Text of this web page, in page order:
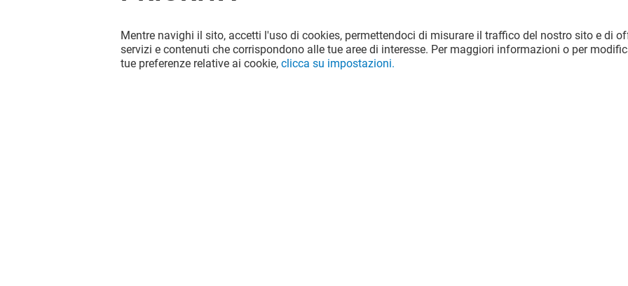
Mentre navighi il sito, accetti l'uso di cookies, permettendoci di misurare il traffico del nostro sito e di
servizi e contenuti che corrispondono alle tue aree di interesse. Per maggiori informazioni o per
tue preferenze relative ai cookie, clicca su impostazioni.